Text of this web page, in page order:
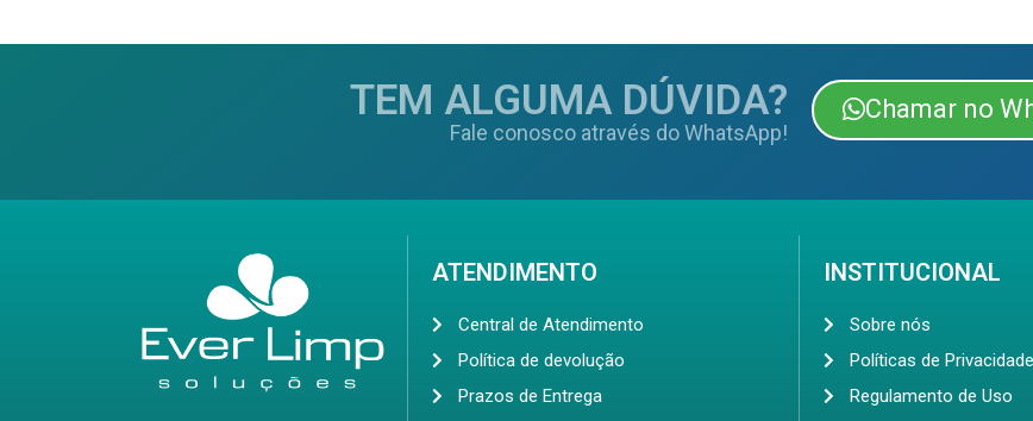
TEM ALGUMA DÚVIDA?
Fale conosco através do WhatsApp!
Chamar no
ATENDIMENTO
Central de Atendimento
Política de devolução
Prazos de Entrega
INSTITUCIONAL
Sobre nós
Políticas de Privacidade
Regulamento de Uso